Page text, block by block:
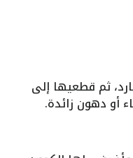
ثم قطعيها إلى
أو دهون زائدة.